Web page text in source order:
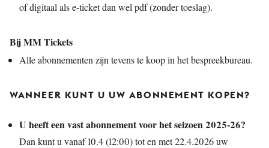
of digitaal als e-ticket dan wel pdf (zonder toeslag).
Bij MM Tickets
Alle abonnementen zijn tevens te koop in het bespreekbureau.
WANNEER KUNT U UW ABONNEMENT KOPEN?
U heeft een vast abonnement voor het seizoen 2025-26?
Dan kunt u vanaf 10.4 (12:00) tot en met 22.4.2026 uw